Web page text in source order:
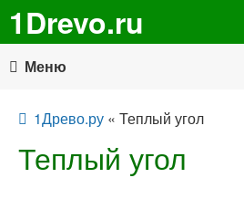
1Drevo.ru
Меню
1Древо.ру « Теплый угол
Теплый угол